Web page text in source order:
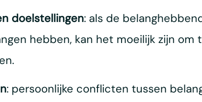
doelstellingen: als de
hebben, kan het moeilijk zijn
: persoonlijke conflicten tussen